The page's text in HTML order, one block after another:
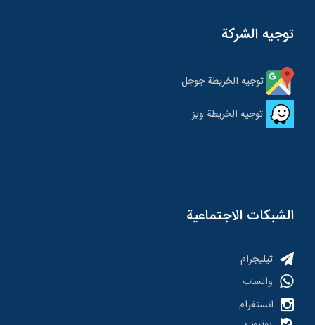
توجيه الشركة
توجيه الخريطة جوجل
توجيه الخريطة ویز
الشبكات الاجتماعية
تیلیجرام
واتساب
انستغرام